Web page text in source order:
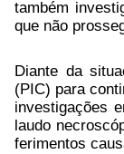
também
que não
Diante da
(PIC) para
investigações
laudo
ferimentos